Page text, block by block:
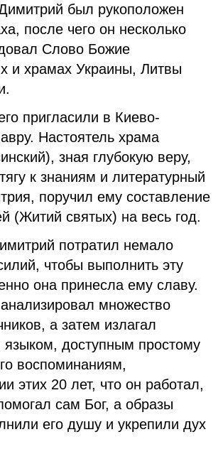
был рукоположен
после чего он несколько
Слово Божие
и храмах Украины, Литвы
пригласили в Киево-
Настоятель храма
зная глубокую веру,
к знаниям и литературный
поручил ему составление
(Житий святых) на весь год.
потратил немало
чтобы выполнить эту
она принесла ему славу.
множество
а затем излагал
языком, доступным простому
воспоминаниям,
этих 20 лет, что он работал,
сам Бог, а образы
его душу и укрепили дух